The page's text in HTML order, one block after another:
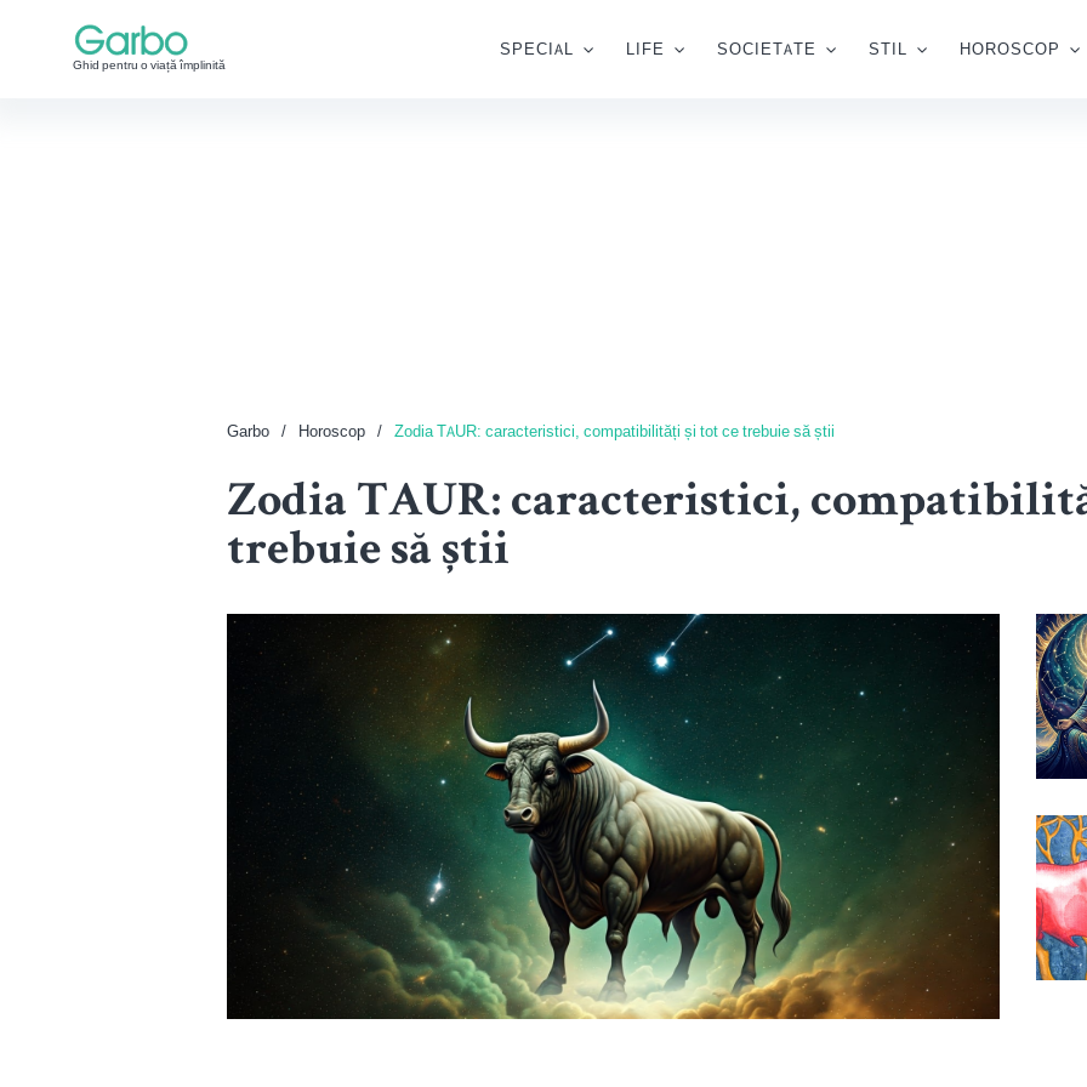
Ghid pentru o viață împlinită
SPECIAL LIFE SOCIETATE STIL HOROSCOP
Garbo Horoscop Zodia TAUR: caracteristici, compatibilități și tot ce trebuie să știi
Zodia TAUR: caracteristici,
trebuie să știi